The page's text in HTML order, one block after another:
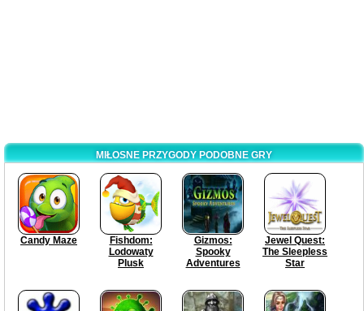
MIŁOSNE PRZYGODY PODOBNE GRY
Candy Maze
Fishdom:
Lodowaty
Plusk
Gizmos:
Spooky
Adventures
Jewel Quest:
The Sleepless
Star